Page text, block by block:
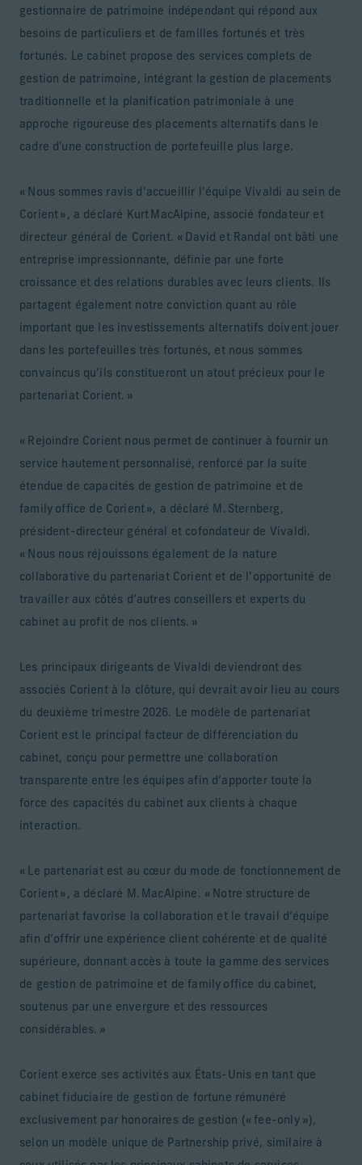
gestionnaire de patrimoine indépendant qui répond aux
besoins de particuliers et de familles fortunés et très
fortunés. Le cabinet propose des services complets de
gestion de patrimoine, intégrant la gestion de placements
traditionnelle et la planification patrimoniale à une
approche rigoureuse des placements alternatifs dans le
cadre d'une construction de portefeuille plus large.
« Nous sommes ravis d’accueillir l’équipe Vivaldi au sein de
Corient », a déclaré Kurt MacAlpine, associé fondateur et
directeur général de Corient. « David et Randal ont bâti une
entreprise impressionnante, définie par une forte
croissance et des relations durables avec leurs clients. Ils
partagent également notre conviction quant au rôle
important que les investissements alternatifs doivent jouer
dans les portefeuilles très fortunés, et nous sommes
convaincus qu’ils constitueront un atout précieux pour le
partenariat Corient. »
« Rejoindre Corient nous permet de continuer à fournir un
service hautement personnalisé, renforcé par la suite
étendue de capacités de gestion de patrimoine et de
family office de Corient », a déclaré M. Sternberg,
président-directeur général et cofondateur de Vivaldi.
« Nous nous réjouissons également de la nature
collaborative du partenariat Corient et de l’opportunité de
travailler aux côtés d’autres conseillers et experts du
cabinet au profit de nos clients. »
Les principaux dirigeants de Vivaldi deviendront des
associés Corient à la clôture, qui devrait avoir lieu au cours
du deuxième trimestre 2026. Le modèle de partenariat
Corient est le principal facteur de différenciation du
cabinet, conçu pour permettre une collaboration
transparente entre les équipes afin d’apporter toute la
force des capacités du cabinet aux clients à chaque
interaction.
« Le partenariat est au cœur du mode de fonctionnement de
Corient », a déclaré M. MacAlpine. « Notre structure de
partenariat favorise la collaboration et le travail d’équipe
afin d’offrir une expérience client cohérente et de qualité
supérieure, donnant accès à toute la gamme des services
de gestion de patrimoine et de family office du cabinet,
soutenus par une envergure et des ressources
considérables. »
Corient exerce ses activités aux États-Unis en tant que
cabinet fiduciaire de gestion de fortune rémunéré
exclusivement par honoraires de gestion (« fee-only »),
selon un modèle unique de Partnership privé, similaire à